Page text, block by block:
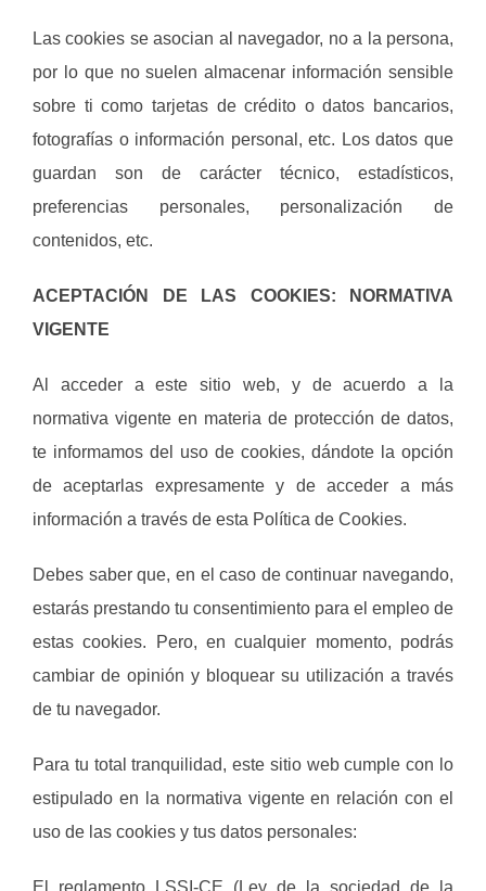
Las cookies se asocian al navegador, no a la persona,
por lo que no suelen almacenar información sensible
sobre ti como tarjetas de crédito o datos bancarios,
fotografías o información personal, etc. Los datos que
guardan son de carácter técnico, estadísticos,
preferencias personales, personalización de
contenidos, etc.
ACEPTACIÓN DE LAS COOKIES: NORMATIVA
VIGENTE
Al acceder a este sitio web, y de acuerdo a la
normativa vigente en materia de protección de datos,
te informamos del uso de cookies, dándote la opción
de aceptarlas expresamente y de acceder a más
información a través de esta Política de Cookies.
Debes saber que, en el caso de continuar navegando,
estarás prestando tu consentimiento para el empleo de
estas cookies. Pero, en cualquier momento, podrás
cambiar de opinión y bloquear su utilización a través
de tu navegador.
Para tu total tranquilidad, este sitio web cumple con lo
estipulado en la normativa vigente en relación con el
uso de las cookies y tus datos personales:
El reglamento LSSI-CE (Ley de la sociedad de la